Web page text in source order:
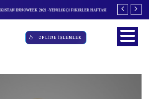
INNOWEEK 2021 -YENİLİKÇİ FİKİRLER HAFTASI
İL İSTİHDAM ve
ONLİNE İŞLEMLER